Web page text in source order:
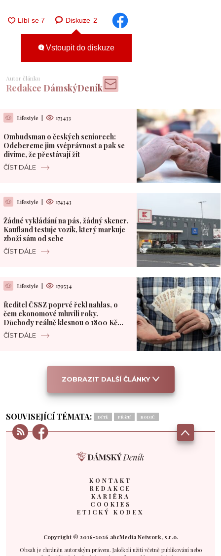
Diskuze 2
Vstoupit do diskuze
Autor článku
Redakce DámskýDeník
Lifestyle | 173433
Ombudsman o českých seniorech:
Odebereme jim svéprávnost a pak se
divíme, že přestávají žít
ČÍST DÁLE
Lifestyle | 174343
Žádné vykládání na pás, žádný skener.
Kaufland testuje vozík, který markuje
zboží sám od sebe
ČÍST DÁLE
Lifestyle | 179534
Ředitel ČSSZ poprvé řekl nahlas, o
čem ekonomové mluvili roky.
Důchody reálně klesnou o 1800 Kč
měsíčně
ČÍST DÁLE
ZOBRAZIT DALŠÍ ČLÁNKY
SOUVISEJÍCÍ TÉMATA: DÍTĚ PŘÁNÍ RODIČ
KONTAKT
REDAKCE
KARIÉRA
COOKIES
ETICKÝ KODEX
Copyright © 2016-2026 abcMedia Network, s.r.o.
Obsah je chráněn autorským právem. Jakékoli užití včetně publikování nebo